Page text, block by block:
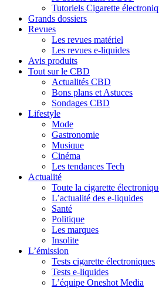
Tutoriels Cigarette
Grands dossiers
Revues
Les revues matériel
Les revues e-liquides
Avis produits
Tout sur le CBD
Actualités CBD
Bons plans et Astuces
Sondages CBD
Lifestyle
Mode
Gastronomie
Musique
Cinéma
Les tendances Tech
Actualité
Toute la cigarette
L’actualité des e-liquides
Santé
Politique
Les marques
Insolite
L’émission
Tests cigarette électroniques
Tests e-liquides
L’équipe Oneshot Media